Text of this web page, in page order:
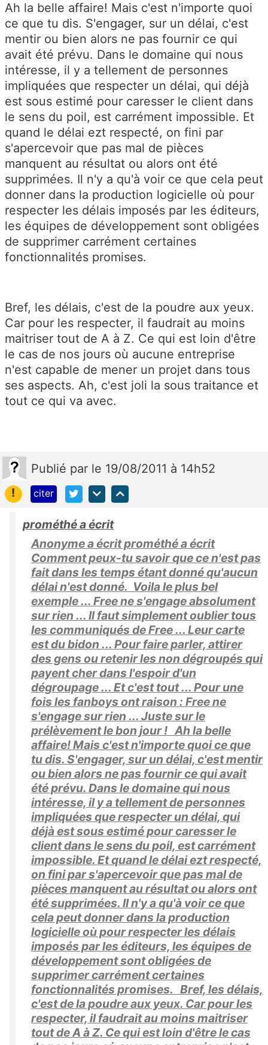
Ah la belle affaire! Mais c'est n'importe quoi
ce que tu dis. S'engager, sur un délai, c'est
mentir ou bien alors ne pas fournir ce qui
avait été prévu. Dans le domaine qui nous
intéresse, il y a tellement de personnes
impliquées que respecter un délai, qui déjà
est sous estimé pour caresser le client dans
le sens du poil, est carrément impossible. Et
quand le délai ezt respecté, on fini par
s'apercevoir que pas mal de pièces
manquent au résultat ou alors ont été
supprimées. Il n'y a qu'à voir ce que cela peut
donner dans la production logicielle où pour
respecter les délais imposés par les éditeurs,
les équipes de développement sont obligées
de supprimer carrément certaines
fonctionnalités promises.
Bref, les délais, c'est de la poudre aux yeux.
Car pour les respecter, il faudrait au moins
maitriser tout de A à Z. Ce qui est loin d'être
le cas de nos jours où aucune entreprise
n'est capable de mener un projet dans tous
ses aspects. Ah, c'est joli la sous traitance et
tout ce qui va avec.
Publié par le 19/08/2011 à 14h52
!
citer
prométhé a écrit
Anonyme a écrit prométhé a écrit
Comment peux-tu savoir que ce n'est pas
fait dans les temps étant donné qu'aucun
délai n'est donné. Voila le plus bel
exemple ... Free ne s'engage absolument
sur rien ... Il faut simplement oublier tous
les communiqués de Free ... Leur carte
est du bidon ... Pour faire parler, attirer
des gens ou retenir les non dégroupés qui
payent cher dans l'espoir d'un
dégroupage ... Et c'est tout ... Pour une
fois les fanboys ont raison : Free ne
s'engage sur rien ... Juste sur le
prélèvement le bon jour ! Ah la belle
affaire! Mais c'est n'importe quoi ce que
tu dis. S'engager, sur un délai, c'est mentir
ou bien alors ne pas fournir ce qui avait
été prévu. Dans le domaine qui nous
intéresse, il y a tellement de personnes
impliquées que respecter un délai, qui
déjà est sous estimé pour caresser le
client dans le sens du poil, est carrément
impossible. Et quand le délai ezt respecté,
on fini par s'apercevoir que pas mal de
pièces manquent au résultat ou alors ont
été supprimées. Il n'y a qu'à voir ce que
cela peut donner dans la production
logicielle où pour respecter les délais
imposés par les éditeurs, les équipes de
développement sont obligées de
supprimer carrément certaines
fonctionnalités promises. Bref, les délais,
c'est de la poudre aux yeux. Car pour les
respecter, il faudrait au moins maitriser
tout de A à Z. Ce qui est loin d'être le cas